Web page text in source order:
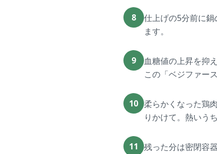
8
仕上げの5分前に
ます。
9
血糖値の上昇を抑
この「ベジファー
10 柔らかくなった鶏
りかけて。熱いう
11 残った分は密閉容